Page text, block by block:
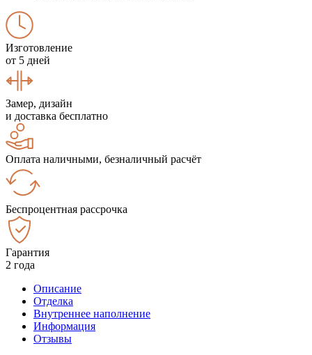
Изготовление
от 5 дней
Замер, дизайн
и доставка бесплатно
Оплата наличными, безналичный расчёт
Беспроцентная рассрочка
Гарантия
2 года
Описание
Отделка
Внутреннее наполнение
Информация
Отзывы